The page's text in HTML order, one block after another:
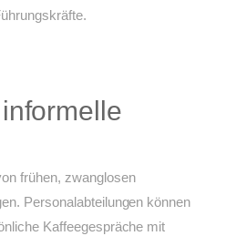
frühen, zwanglosen
Personalabteilungen können
Kaffeegespräche mit